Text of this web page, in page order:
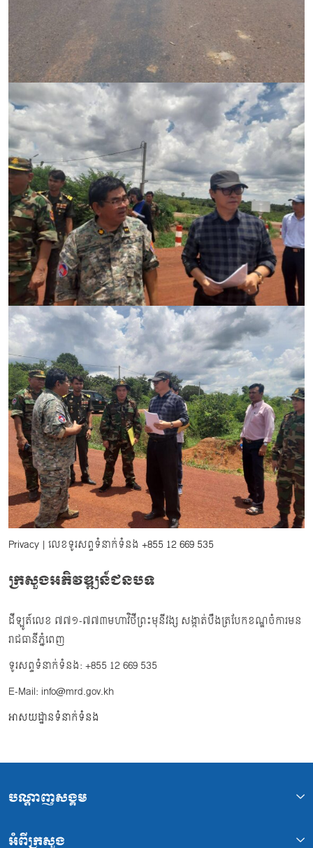
Privacy | លេខទូរសព្ទទំនាក់ទំនង +855 12 669 535
ក្រសួងអភិវឌ្ឍន៍ជនបទ
ដីឡូត៍លេខ ៧៧១-៧៧៣មហាវិថីព្រះមុនីវង្ស សង្កាត់បឹងត្របែកខណ្ឌចំការមន
រាជធានីភ្នំពេញ
ទូរសព្ទទំនាក់ទំនង: +855 12 669 535
E-Mail: info@mrd.gov.kh
អាសយដ្ឋានទំនាក់ទំនង
បណ្ដាញសង្គម
អំពីក្រសួង